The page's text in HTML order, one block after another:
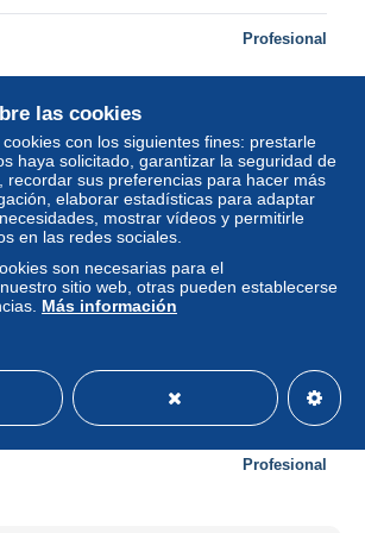
Profesional
Poste aérienne - Enveloppe
± 2,31 US$
Profesional
las cookies
con los siguientes fines: prestarle
haya solicitado, garantizar la seguridad de
recordar sus preferencias para hacer más
elaborar estadísticas para adaptar
mostrar vídeos y permitirle
en las redes sociales.
son necesarias para el
sitio web, otras pueden establecerse
Más información